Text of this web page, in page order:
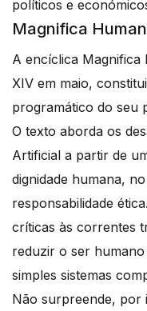
políticos e
Magnifica
A encíclica Magnifica
XIV em maio,
programático do seu
O texto aborda os
Artificial a partir de
dignidade humana,
responsabilidade
críticas às correntes
reduzir o ser
simples sistemas
Não surpreende, por